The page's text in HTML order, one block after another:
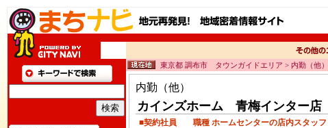
東京都 調布市 タウンガイドエリア > 内勤（他）
内勤（他）
カインズホーム 青梅インター店
■契約社員 職種 ホームセンターの店内スタッフ